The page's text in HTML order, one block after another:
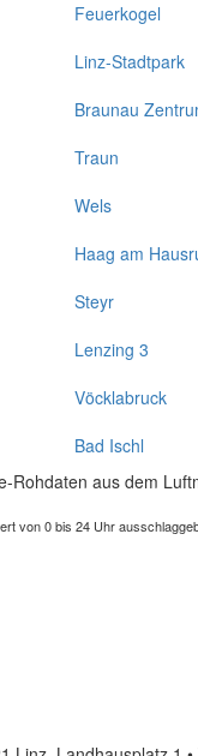
Feuerkogel
Linz-Stadtpark
Braunau
Traun
Wels
Haag am
Steyr
Lenzing 3
Vöcklabruck
Bad Ischl
Rohdaten aus dem
von 0 bis 24 Uhr